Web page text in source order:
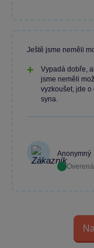
Anonymný
Ještě jsme neměli
Vypadá dobře,
jsme neměli
vyzkoušet, jde o
syna.